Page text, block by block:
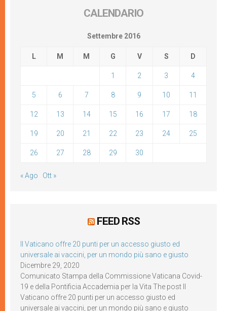
CALENDARIO
Settembre 2016
L M M G V S D
1 2 3 4
5 6 7 8 9 10 11
12 13 14 15 16 17 18
19 20 21 22 23 24 25
26 27 28 29 30
« Ago Ott »
FEED RSS
Il Vaticano offre 20 punti per un accesso giusto ed
universale ai vaccini, per un mondo più sano e giusto
Dicembre 29, 2020
Comunicato Stampa della Commissione Vaticana Covid-
19 e della Pontificia Accademia per la Vita The post Il
Vaticano offre 20 punti per un accesso giusto ed
universale ai vaccini, per un mondo più sano e giusto